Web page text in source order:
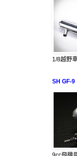
1/8越野
SH GF-9